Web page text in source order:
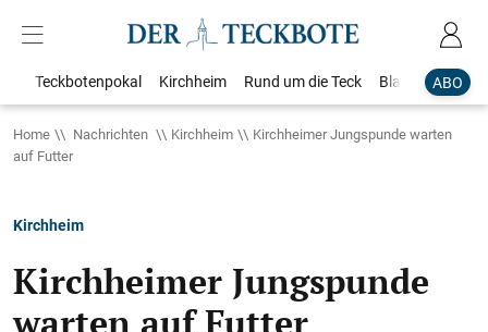
ABO
Teckbotenpokal Kirchheim Rund um die Teck Blaulicht
Home Nachrichten Kirchheim
Kirchheimer Jungspunde warten
auf Futter
Kirchheim
Kirchheimer Jungspunde